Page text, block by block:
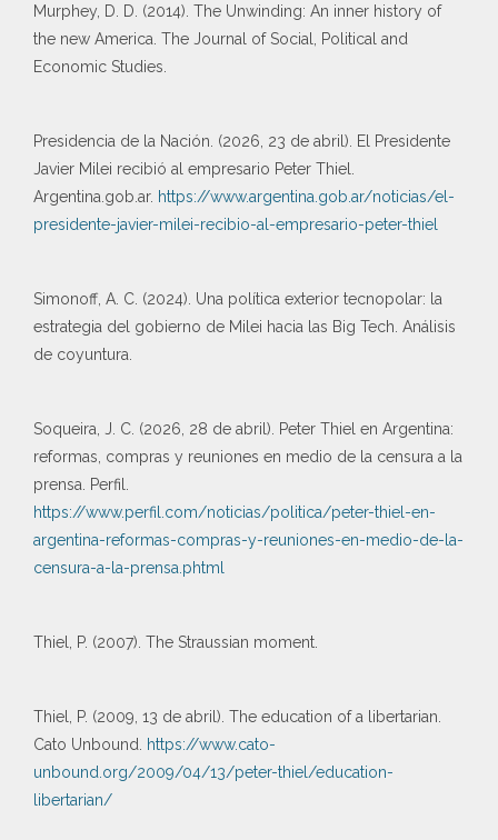
Murphey, D. D. (2014). The Unwinding: An inner history of
the new America. The Journal of Social, Political and
Economic Studies.
Presidencia de la Nación. (2026, 23 de abril). El Presidente
Javier Milei recibió al empresario Peter Thiel.
Argentina.gob.ar. https://www.argentina.gob.ar/noticias/el-
presidente-javier-milei-recibio-al-empresario-peter-thiel
Simonoff, A. C. (2024). Una política exterior tecnopolar: la
estrategia del gobierno de Milei hacia las Big Tech. Análisis
de coyuntura.
Soqueira, J. C. (2026, 28 de abril). Peter Thiel en Argentina:
reformas, compras y reuniones en medio de la censura a la
prensa. Perfil.
https://www.perfil.com/noticias/politica/peter-thiel-en-
argentina-reformas-compras-y-reuniones-en-medio-de-la-
censura-a-la-prensa.phtml
Thiel, P. (2007). The Straussian moment.
Thiel, P. (2009, 13 de abril). The education of a libertarian.
Cato Unbound.
https://www.cato-
unbound.org/2009/04/13/peter-thiel/education-
libertarian/